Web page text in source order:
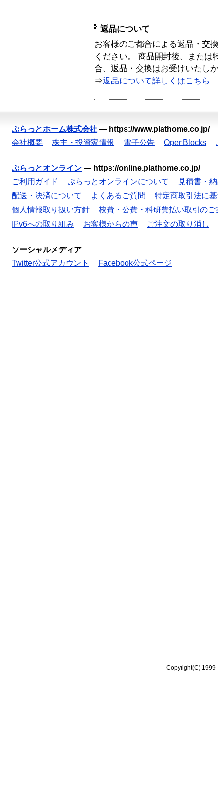
返品について
お客様のご都合による返品・交
ください。 商品開封後、または
合、返品・交換はお受けいたし
⇒返品について詳しくはこちら
ぷらっとホーム株式会社 — https://www.plathome.co.jp/
会社概要
株主・投資家情報 電子公告 OpenBlocks
ぷらっとオンライン — https://online.plathome.co.jp/
ご利用ガイド
ぷらっとオンラインについて
見積書・
配送・決済について
よくあるご質問
特定商取引法に
個人情報取り扱い方針
校費・公費・科研費払い取引のご
IPv6への取り組み
お客様からの声 ご注文の取り消し
ソーシャルメディア
Twitter公式アカウント
Facebook公式ページ
Copyright(C)